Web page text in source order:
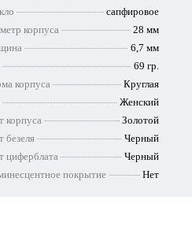
сапфировое
корпуса
28 мм
6,7 мм
69 гр.
корпуса
Круглая
Женский
корпуса
Золотой
безеля
Черный
циферблата
Черный
покрытие
Нет